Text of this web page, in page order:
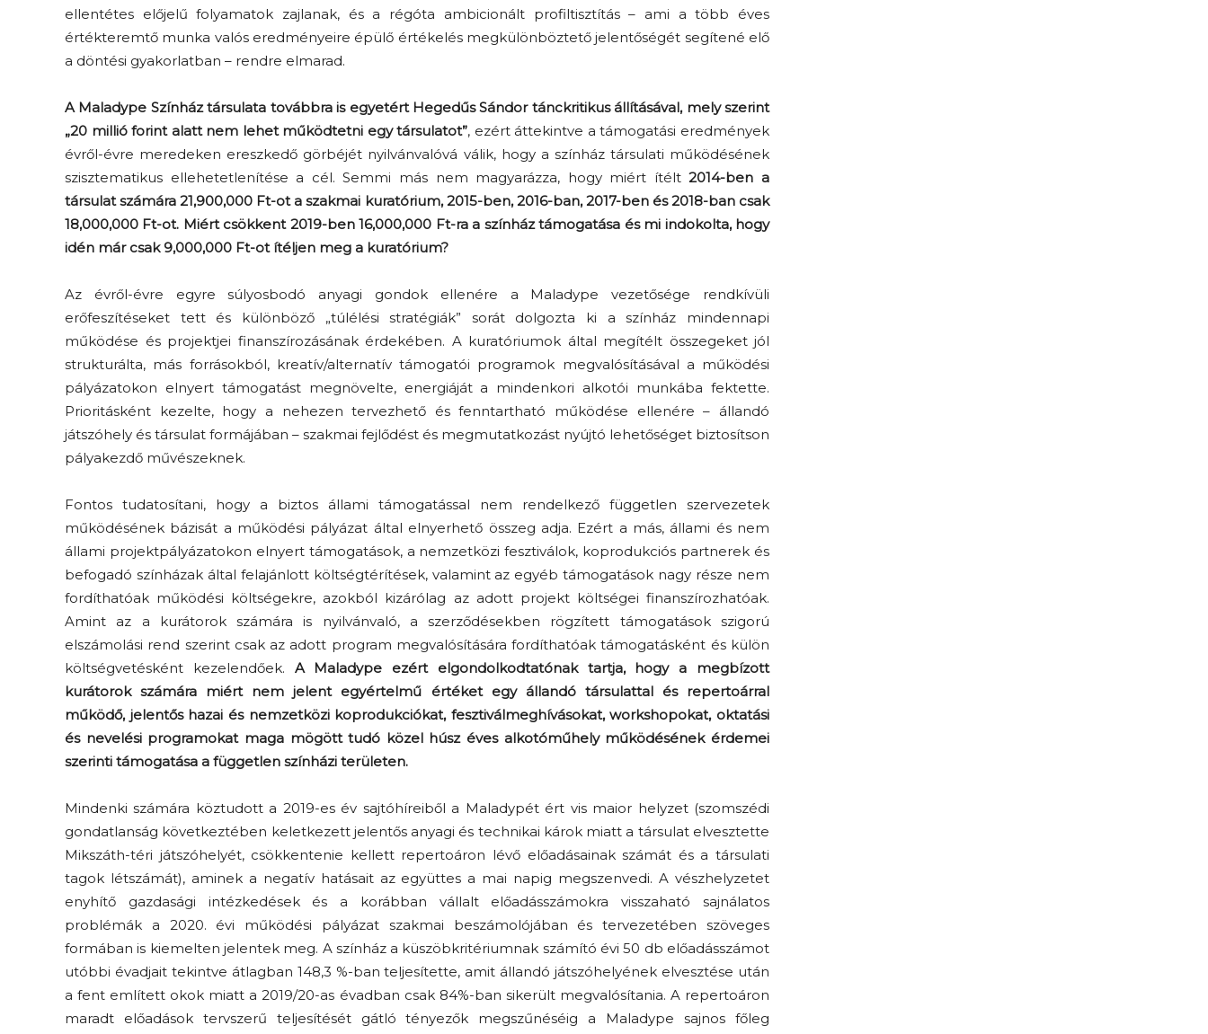
ellentétes előjelű folyamatok zajlanak, és a régóta ambicionált profiltisztítás – ami a több éves
értékteremtő munka valós eredményeire épülő értékelés megkülönböztető jelentőségét segítené elő
a döntési gyakorlatban – rendre elmarad.
A Maladype Színház társulata továbbra is egyetért Hegedűs Sándor tánckritikus állításával, mely szerint
„20 millió forint alatt nem lehet működtetni egy társulatot”, ezért áttekintve a támogatási eredmények
évről-évre meredeken ereszkedő görbéjét nyilvánvalóvá válik, hogy a színház társulati működésének
szisztematikus ellehetetlenítése a cél. Semmi más nem magyarázza, hogy miért ítélt2014-ben a
társulat számára 21,900,000 Ft-ot a szakmai kuratórium, 2015-ben, 2016-ban, 2017-ben és 2018-ban csak
18,000,000 Ft-ot. Miért csökkent 2019-ben 16,000,000 Ft-ra a színház támogatása és mi indokolta, hogy
idén már csak 9,000,000 Ft-ot ítéljen meg a kuratórium?
Az évről-évre egyre súlyosbodó anyagi gondok ellenére a Maladype vezetősége rendkívüli
erőfeszítéseket tett és különböző „túlélési stratégiák” sorát dolgozta ki a színház mindennapi
működése és projektjei finanszírozásának érdekében. A kuratóriumok által megítélt összegeket jól
strukturálta, más forrásokból, kreatív/alternatív támogatói programok megvalósításával a működési
pályázatokon elnyert támogatást megnövelte, energiáját a mindenkori alkotói munkába fektette.
Prioritásként kezelte, hogy a nehezen tervezhető és fenntartható működése ellenére – állandó
játszóhely és társulat formájában – szakmai fejlődést és megmutatkozást nyújtó lehetőséget biztosítson
pályakezdő művészeknek.
Fontos tudatosítani, hogy a biztos állami támogatással nem rendelkező független szervezetek
működésének bázisát a működési pályázat által elnyerhető összeg adja. Ezért a más, állami és nem
állami projektpályázatokon elnyert támogatások, a nemzetközi fesztiválok, koprodukciós partnerek és
befogadó színházak által felajánlott költségtérítések, valamint az egyéb támogatások nagy része nem
fordíthatóak működési költségekre, azokból kizárólag az adott projekt költségei finanszírozhatóak.
Amint az a kurátorok számára is nyilvánvaló, a szerződésekben rögzített támogatások szigorú
elszámolási rend szerint csak az adott program megvalósítására fordíthatóak támogatásként és külön
költségvetésként kezelendőek. A Maladype ezért elgondolkodtatónak tartja, hogy a megbízott
kurátorok számára miért nem jelent egyértelmű értéket egy állandó társulattal és repertoárral
működő, jelentős hazai és nemzetközi koprodukciókat, fesztiválmeghívásokat, workshopokat, oktatási
és nevelési programokat maga mögött tudó közel húsz éves alkotóműhely működésének érdemei
szerinti támogatása a független színházi területen.
Mindenki számára köztudott a 2019-es év sajtóhíreiből a Maladypét ért vis maior helyzet (szomszédi
gondatlanság következtében keletkezett jelentős anyagi és technikai károk miatt a társulat elvesztette
Mikszáth-téri játszóhelyét, csökkentenie kellett repertoáron lévő előadásainak számát és a társulati
tagok létszámát), aminek a negatív hatásait az együttes a mai napig megszenvedi. A vészhelyzetet
enyhítő gazdasági intézkedések és a korábban vállalt előadásszámokra visszaható sajnálatos
problémák a 2020. évi működési pályázat szakmai beszámolójában és tervezetében szöveges
formában is kiemelten jelentek meg. A színház a küszöbkritériumnak számító évi 50 db előadásszámot
utóbbi évadjait tekintve átlagban 148,3 %-ban teljesítette, amit állandó játszóhelyének elvesztése után
a fent említett okok miatt a 2019/20-as évadban csak 84%-ban sikerült megvalósítania. A repertoáron
maradt előadások tervszerű teljesítését gátló tényezők megszűnéséig a Maladype sajnos főleg